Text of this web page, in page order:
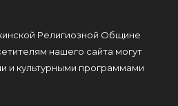
Религиозной Общине
нашего сайта могут
и культурными программами